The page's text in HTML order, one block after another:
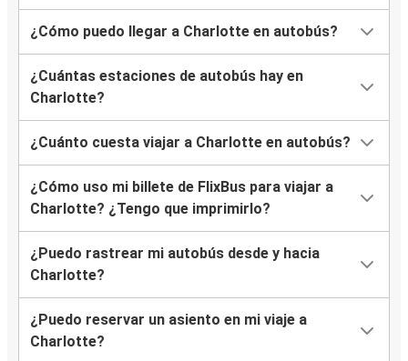
¿Cómo puedo llegar a Charlotte en autobús?
¿Cuántas estaciones de autobús hay en
Charlotte?
¿Cuánto cuesta viajar a Charlotte en autobús?
¿Cómo uso mi billete de FlixBus para viajar a
Charlotte? ¿Tengo que imprimirlo?
¿Puedo rastrear mi autobús desde y hacia
Charlotte?
¿Puedo reservar un asiento en mi viaje a
Charlotte?